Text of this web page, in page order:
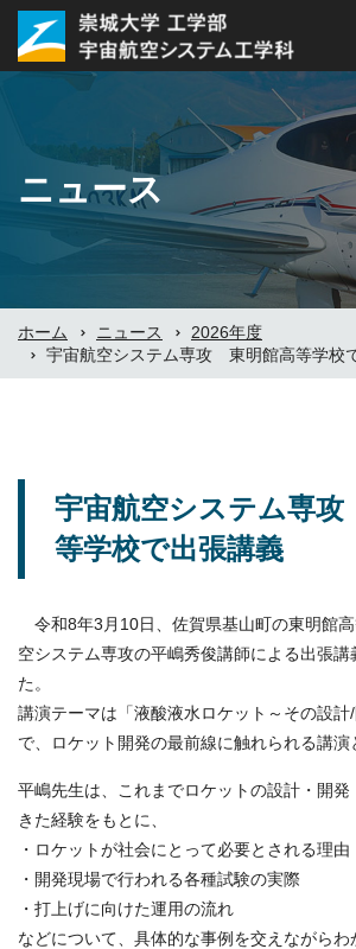
ニュース
ホーム ニュース
2026年度
宇宙航空システム専攻 東明館高等学校
宇宙航空システム専
等学校で出張講義
令和8年3月10日、佐賀県基山町の東明館
空システム専攻の平嶋秀俊講師による出張講
た。
講演テーマは「液酸液水ロケット～その設計/
で、ロケット開発の最前線に触れられる講演
平嶋先生は、これまでロケットの設計・開発
きた経験をもとに、
・ロケットが社会にとって必要とされる理由
・開発現場で行われる各種試験の実際
・打上げに向けた運用の流れ
などについて、具体的な事例を交えながらわ